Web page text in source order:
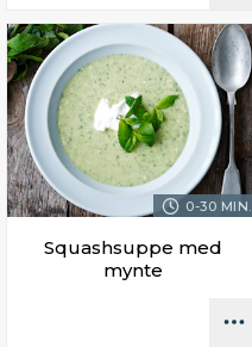
0-30 MIN.
Squashsuppe med
mynte